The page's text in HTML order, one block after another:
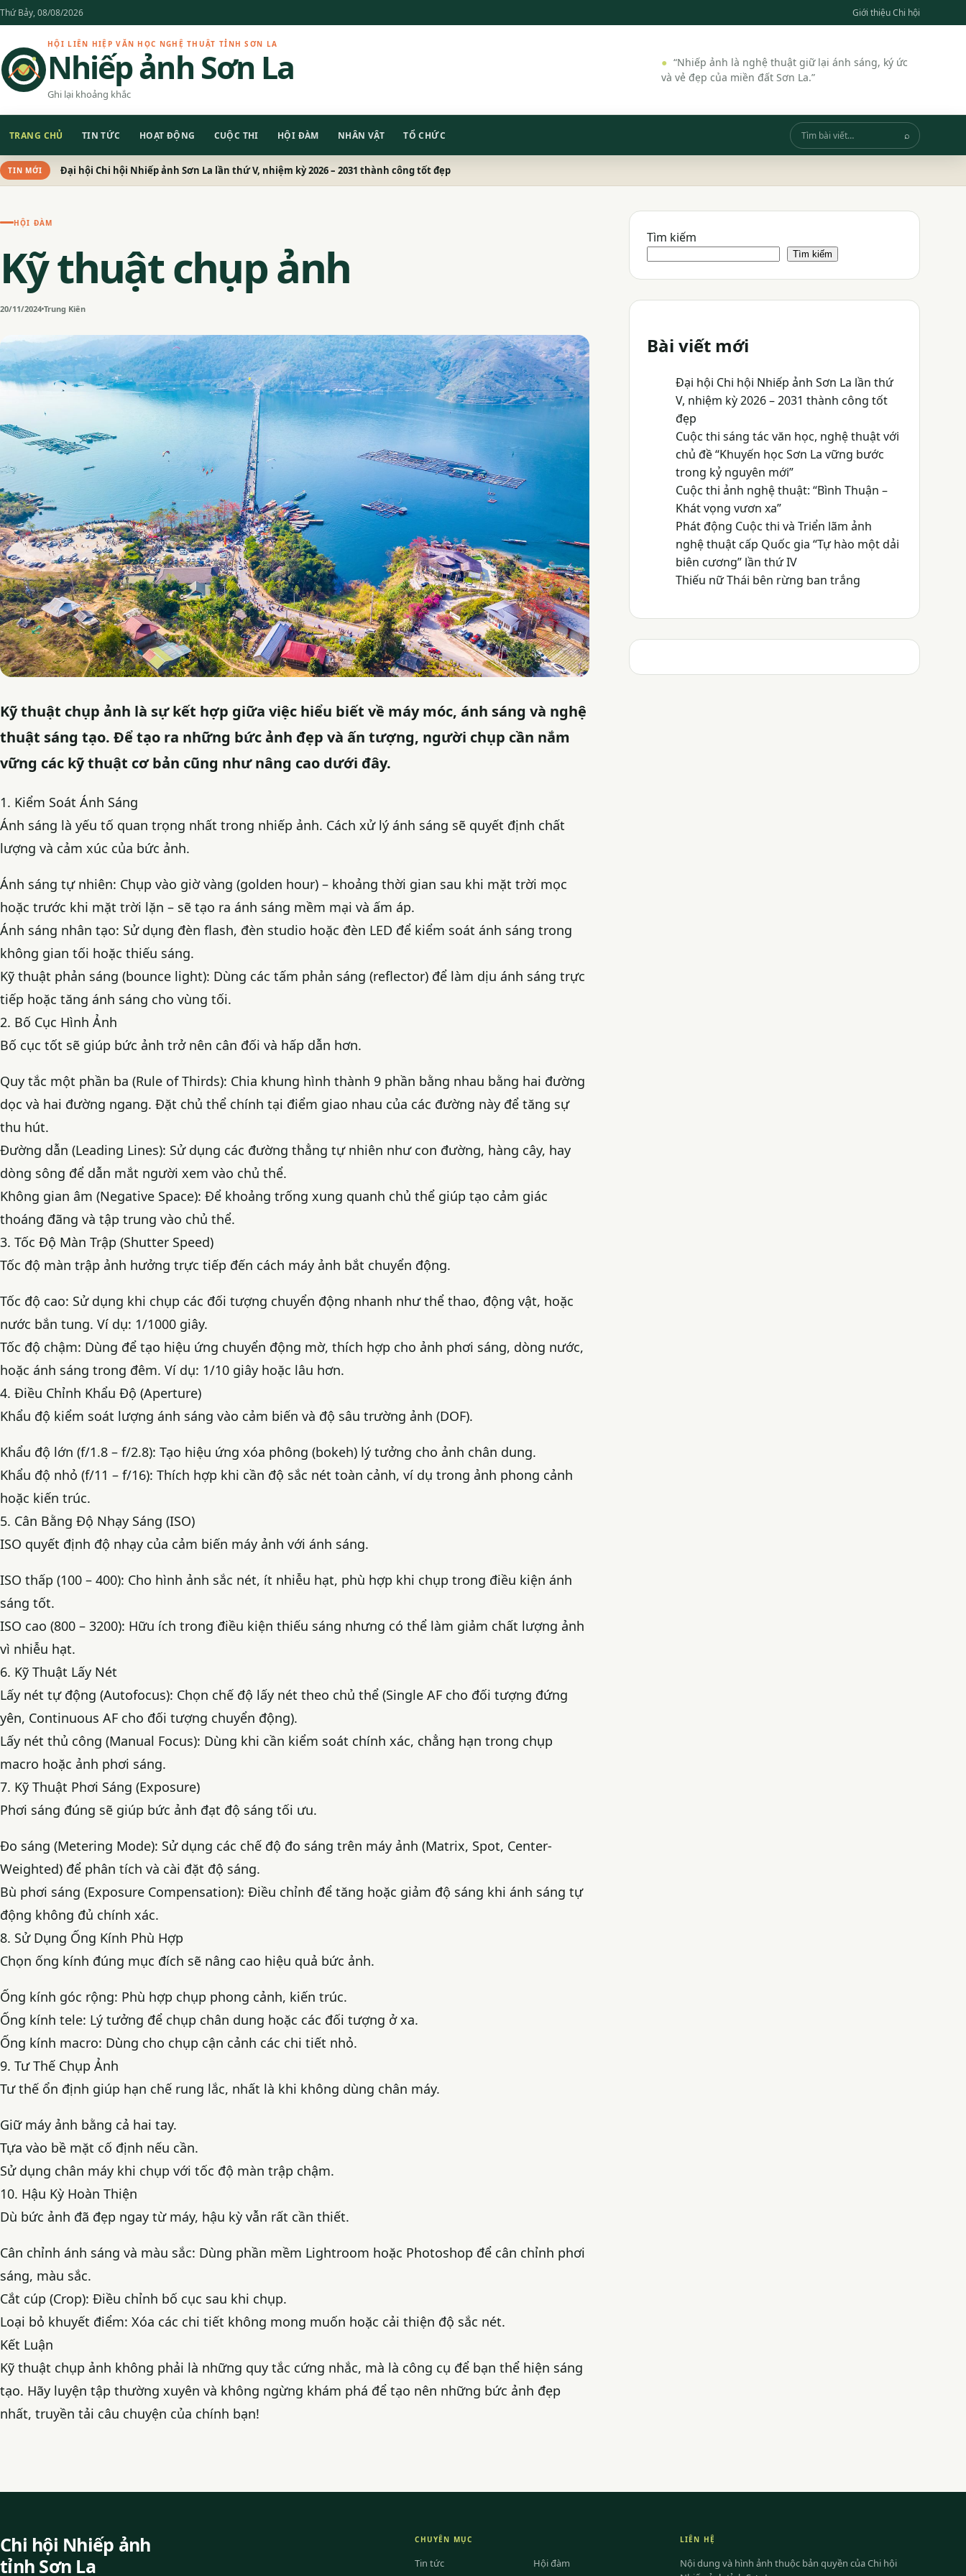
Chuyển
đến
dung
Thứ Bảy, 08/08/2026 Giới thiệu Chi hội
HỘI LIÊN HIỆP VĂN HỌC NGHỆ THUẬT TỈNH SƠN LA
Nhiếp ảnh Sơn La
Ghi lại khoảng khắc
“Nhiếp ảnh là nghệ thuật giữ lại ánh sáng, ký ức
và vẻ đẹp của miền đất Sơn La.”
TRANG CHỦ TIN TỨC HOẠT ĐỘNG CUỘC THI HỘI ĐÀM NHÂN VẬT TỔ CHỨC
Tìm
kiếm
⌕
TIN MỚI Đại hội Chi hội Nhiếp ảnh Sơn La lần thứ V, nhiệm kỳ 2026 – 2031 thành công tốt đẹp
HỘI ĐÀM
Kỹ thuật chụp ảnh
20/11/2024 Trung Kiên
Kỹ thuật chụp ảnh là sự kết hợp giữa việc hiểu biết về máy móc, ánh sáng và nghệ
thuật sáng tạo. Để tạo ra những bức ảnh đẹp và ấn tượng, người chụp cần nắm
vững các kỹ thuật cơ bản cũng như nâng cao dưới đây.
1. Kiểm Soát Ánh Sáng
Ánh sáng là yếu tố quan trọng nhất trong nhiếp ảnh. Cách xử lý ánh sáng sẽ quyết định chất
lượng và cảm xúc của bức ảnh.
Ánh sáng tự nhiên: Chụp vào giờ vàng (golden hour) – khoảng thời gian sau khi mặt trời mọc
hoặc trước khi mặt trời lặn – sẽ tạo ra ánh sáng mềm mại và ấm áp.
Ánh sáng nhân tạo: Sử dụng đèn flash, đèn studio hoặc đèn LED để kiểm soát ánh sáng trong
không gian tối hoặc thiếu sáng.
Kỹ thuật phản sáng (bounce light): Dùng các tấm phản sáng (reflector) để làm dịu ánh sáng trực
tiếp hoặc tăng ánh sáng cho vùng tối.
2. Bố Cục Hình Ảnh
Bố cục tốt sẽ giúp bức ảnh trở nên cân đối và hấp dẫn hơn.
Quy tắc một phần ba (Rule of Thirds): Chia khung hình thành 9 phần bằng nhau bằng hai đường
dọc và hai đường ngang. Đặt chủ thể chính tại điểm giao nhau của các đường này để tăng sự
thu hút.
Đường dẫn (Leading Lines): Sử dụng các đường thẳng tự nhiên như con đường, hàng cây, hay
dòng sông để dẫn mắt người xem vào chủ thể.
Không gian âm (Negative Space): Để khoảng trống xung quanh chủ thể giúp tạo cảm giác
thoáng đãng và tập trung vào chủ thể.
3. Tốc Độ Màn Trập (Shutter Speed)
Tốc độ màn trập ảnh hưởng trực tiếp đến cách máy ảnh bắt chuyển động.
Tốc độ cao: Sử dụng khi chụp các đối tượng chuyển động nhanh như thể thao, động vật, hoặc
nước bắn tung. Ví dụ: 1/1000 giây.
Tốc độ chậm: Dùng để tạo hiệu ứng chuyển động mờ, thích hợp cho ảnh phơi sáng, dòng nước,
hoặc ánh sáng trong đêm. Ví dụ: 1/10 giây hoặc lâu hơn.
4. Điều Chỉnh Khẩu Độ (Aperture)
Khẩu độ kiểm soát lượng ánh sáng vào cảm biến và độ sâu trường ảnh (DOF).
Khẩu độ lớn (f/1.8 – f/2.8): Tạo hiệu ứng xóa phông (bokeh) lý tưởng cho ảnh chân dung.
Khẩu độ nhỏ (f/11 – f/16): Thích hợp khi cần độ sắc nét toàn cảnh, ví dụ trong ảnh phong cảnh
hoặc kiến trúc.
5. Cân Bằng Độ Nhạy Sáng (ISO)
ISO quyết định độ nhạy của cảm biến máy ảnh với ánh sáng.
ISO thấp (100 – 400): Cho hình ảnh sắc nét, ít nhiễu hạt, phù hợp khi chụp trong điều kiện ánh
sáng tốt.
ISO cao (800 – 3200): Hữu ích trong điều kiện thiếu sáng nhưng có thể làm giảm chất lượng ảnh
vì nhiễu hạt.
6. Kỹ Thuật Lấy Nét
Lấy nét tự động (Autofocus): Chọn chế độ lấy nét theo chủ thể (Single AF cho đối tượng đứng
yên, Continuous AF cho đối tượng chuyển động).
Lấy nét thủ công (Manual Focus): Dùng khi cần kiểm soát chính xác, chẳng hạn trong chụp
macro hoặc ảnh phơi sáng.
7. Kỹ Thuật Phơi Sáng (Exposure)
Phơi sáng đúng sẽ giúp bức ảnh đạt độ sáng tối ưu.
Đo sáng (Metering Mode): Sử dụng các chế độ đo sáng trên máy ảnh (Matrix, Spot, Center-
Weighted) để phân tích và cài đặt độ sáng.
Bù phơi sáng (Exposure Compensation): Điều chỉnh để tăng hoặc giảm độ sáng khi ánh sáng tự
động không đủ chính xác.
8. Sử Dụng Ống Kính Phù Hợp
Chọn ống kính đúng mục đích sẽ nâng cao hiệu quả bức ảnh.
Ống kính góc rộng: Phù hợp chụp phong cảnh, kiến trúc.
Ống kính tele: Lý tưởng để chụp chân dung hoặc các đối tượng ở xa.
Ống kính macro: Dùng cho chụp cận cảnh các chi tiết nhỏ.
9. Tư Thế Chụp Ảnh
Tư thế ổn định giúp hạn chế rung lắc, nhất là khi không dùng chân máy.
Giữ máy ảnh bằng cả hai tay.
Tựa vào bề mặt cố định nếu cần.
Sử dụng chân máy khi chụp với tốc độ màn trập chậm.
10. Hậu Kỳ Hoàn Thiện
Dù bức ảnh đã đẹp ngay từ máy, hậu kỳ vẫn rất cần thiết.
Cân chỉnh ánh sáng và màu sắc: Dùng phần mềm Lightroom hoặc Photoshop để cân chỉnh phơi
sáng, màu sắc.
Cắt cúp (Crop): Điều chỉnh bố cục sau khi chụp.
Loại bỏ khuyết điểm: Xóa các chi tiết không mong muốn hoặc cải thiện độ sắc nét.
Kết Luận
Kỹ thuật chụp ảnh không phải là những quy tắc cứng nhắc, mà là công cụ để bạn thể hiện sáng
tạo. Hãy luyện tập thường xuyên và không ngừng khám phá để tạo nên những bức ảnh đẹp
nhất, truyền tải câu chuyện của chính bạn!
Tìm kiếm
Tìm kiếm
Bài viết mới
Đại hội Chi hội Nhiếp ảnh Sơn La lần thứ
V, nhiệm kỳ 2026 – 2031 thành công tốt
đẹp
Cuộc thi sáng tác văn học, nghệ thuật với
chủ đề “Khuyến học Sơn La vững bước
trong kỷ nguyên mới”
Cuộc thi ảnh nghệ thuật: “Bình Thuận –
Khát vọng vươn xa”
Phát động Cuộc thi và Triển lãm ảnh
nghệ thuật cấp Quốc gia “Tự hào một dải
biên cương” lần thứ IV
Thiếu nữ Thái bên rừng ban trắng
Chi hội Nhiếp ảnh
tỉnh Sơn La
CHUYÊN MỤC
Tin tức Hội đàm
LIÊN HỆ
Nội dung và hình ảnh thuộc bản quyền của Chi hội